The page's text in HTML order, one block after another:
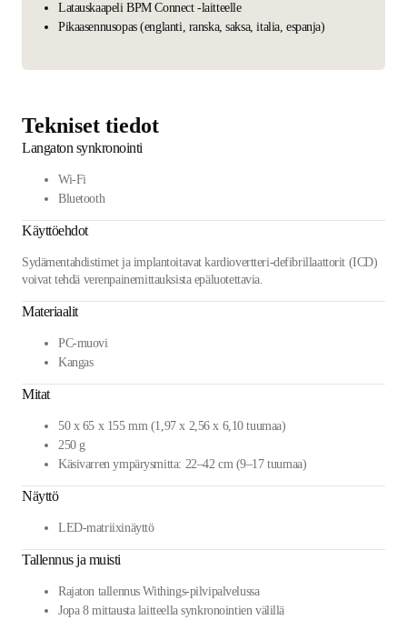
Latauskaapeli BPM Connect -laitteelle
Pikaasennusopas (englanti, ranska, saksa, italia, espanja)
Tekniset tiedot
Langaton synkronointi
Wi-Fi
Bluetooth
Käyttöehdot
Sydämentahdistimet ja implantoitavat kardiovertteri-defibrillaattorit (ICD)
voivat tehdä verenpainemittauksista epäluotettavia.
Materiaalit
PC-muovi
Kangas
Mitat
50 x 65 x 155 mm (1,97 x 2,56 x 6,10 tuumaa)
250 g
Käsivarren ympärysmitta: 22–42 cm (9–17 tuumaa)
Näyttö
LED-matriixinäyttö
Tallennus ja muisti
Rajaton tallennus Withings-pilvipalvelussa
Jopa 8 mittausta laitteella synkronointien välillä